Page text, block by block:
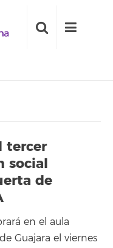
tercer
social
de
en el aula
Guajara el viernes